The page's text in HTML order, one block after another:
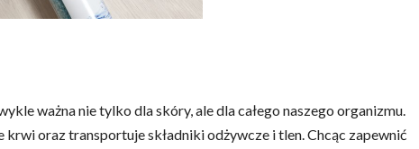
ważna nie tylko dla skóry, ale dla całego naszego organizmu.
oraz transportuje składniki odżywcze i tlen. Chcąc zapewnić